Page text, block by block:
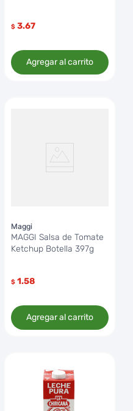
$ 3.67
Agregar al carrito
Maggi
MAGGI Salsa de Tomate
Ketchup Botella 397g
$ 1.58
Agregar al carrito